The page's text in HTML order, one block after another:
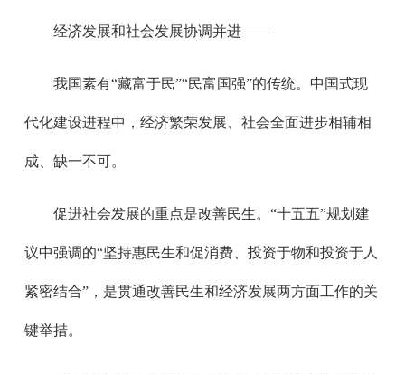
经济发展和社会发展协调并进——
我国素有“藏富于民”“民富国强”的传统。中国式现
代化建设进程中，经济繁荣发展、社会全面进步相辅相
成、缺一不可。
促进社会发展的重点是改善民生。“十五五”规划建
议中强调的“坚持惠民生和促消费、投资于物和投资于人
紧密结合”，是贯通改善民生和经济发展两方面工作的关
键举措。